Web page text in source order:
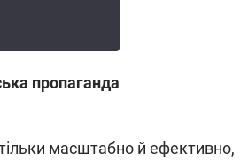
пропаганда
масштабно й ефективно,